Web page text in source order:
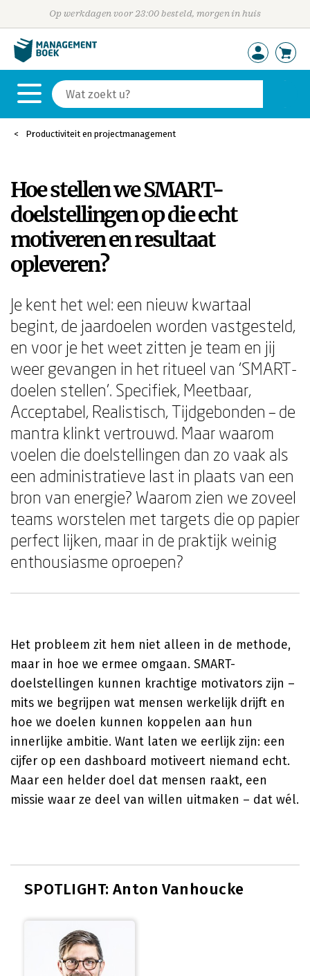
Op werkdagen voor 23:00 besteld, morgen in huis
Productiviteit en projectmanagement
Hoe stellen we SMART-
doelstellingen op die echt
motiveren en resultaat
opleveren?
Je kent het wel: een nieuw kwartaal
begint, de jaardoelen worden vastgesteld,
en voor je het weet zitten je team en jij
weer gevangen in het ritueel van 'SMART-
doelen stellen'. Specifiek, Meetbaar,
Acceptabel, Realistisch, Tijdgebonden – de
mantra klinkt vertrouwd. Maar waarom
voelen die doelstellingen dan zo vaak als
een administratieve last in plaats van een
bron van energie? Waarom zien we zoveel
teams worstelen met targets die op papier
perfect lijken, maar in de praktijk weinig
enthousiasme oproepen?
Het probleem zit hem niet alleen in de methode,
maar in hoe we ermee omgaan. SMART-
doelstellingen kunnen krachtige motivators zijn –
mits we begrijpen wat mensen werkelijk drijft en
hoe we doelen kunnen koppelen aan hun
innerlijke ambitie. Want laten we eerlijk zijn: een
cijfer op een dashboard motiveert niemand echt.
Maar een helder doel dat mensen raakt, een
missie waar ze deel van willen uitmaken – dat wél.
SPOTLIGHT: Anton Vanhoucke